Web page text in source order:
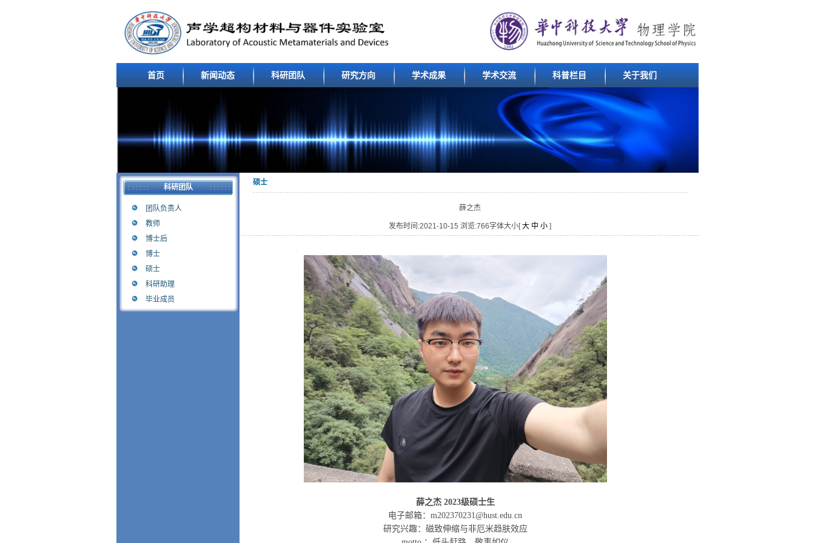
首页 新闻动态 科研团队 研究方向 学术成果 学术交流 科普栏目 关于我们
科研团队
团队负责人
教师
博士后
博士
硕士
科研助理
毕业成员
硕士
薛之杰
发布时间:2021-10-15 浏览:766字体大小[大 中 小 ]
薛之杰 2023级硕士生
电子邮箱：m202370231@hust.edu.cn
研究兴趣：磁致伸缩与非厄米趋肤效应